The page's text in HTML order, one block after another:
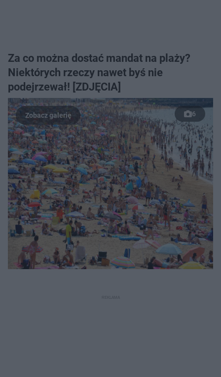
Za co można dostać mandat na plaży?
Niektórych rzeczy nawet byś nie
podejrzewał! [ZDJĘCIA]
6